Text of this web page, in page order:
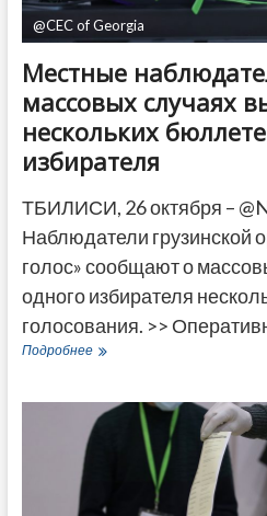
@CEC of Georgia
Местные
массовых случаях
нескольких
избирателя
ТБИЛИСИ, 26 октября –
Наблюдатели грузинской
голос» сообщают о
одного избирателя
голосования. >>
ПодробнееМестные
о
массовых
нескольких
бюллетеней